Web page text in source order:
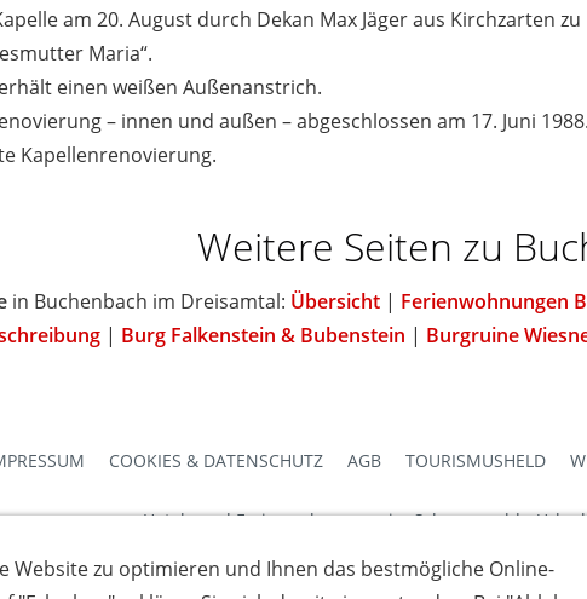
am 20. August durch Dekan Max Jäger aus Kirchzarten
Maria“.
einen weißen Außenanstrich.
– innen und außen – abgeschlossen am 17. Juni 1988.
Kapellenrenovierung.
Weitere Seiten zu
in Buchenbach im Dreisamtal: Übersicht| Ferienwohnungen
| Burg Falkenstein & Bubenstein | Burgruine
COOKIES & DATENSCHUTZ AGB TOURISMUSHELD
Hotels und Ferienwohnungen im Schwarzwald -
Website zu optimieren und Ihnen das bestmögliche Online-